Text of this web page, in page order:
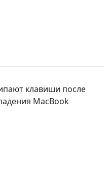
клавиши после
MacBook